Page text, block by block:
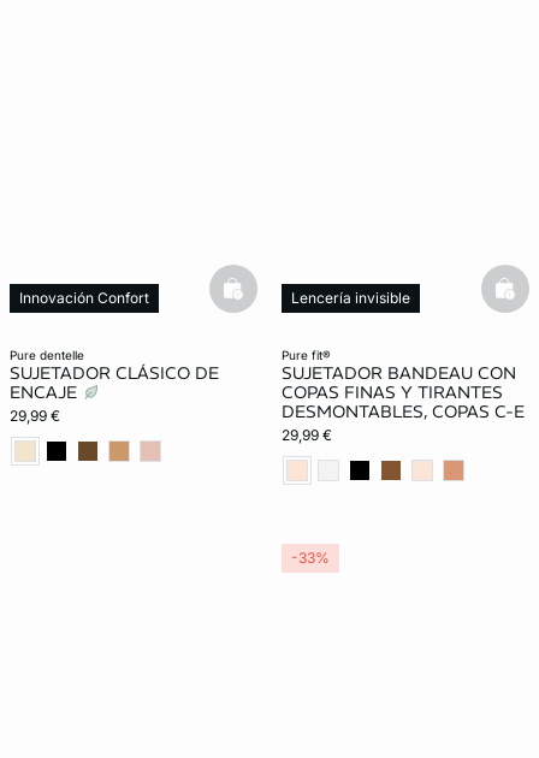
pure dentelle
SUJETADOR CLÁSICO DE
ENCAJE
29,99 €
Innovación Confort basketfull
pure fit®
SUJETADOR BANDEAU CON
COPAS FINAS Y TIRANTES
DESMONTABLES, COPAS C-E
29,99 €
Lencería invisible
-33%